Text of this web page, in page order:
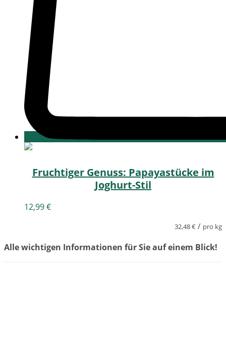
Fruchtiger Genuss: Papayastücke im
Joghurt-Stil
12,99€
32,48€ / pro kg
Alle wichtigen Informationen für Sie auf einem Blick!